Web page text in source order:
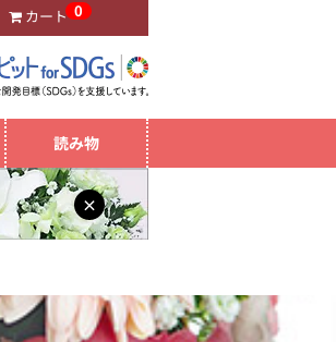
カート 0
読み物
×